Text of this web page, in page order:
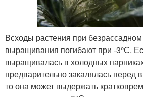
Всходы растения при
выращивания погибают при -3°С.
выращивалась в холодных
предварительно закалялась перед
то она может выдержать